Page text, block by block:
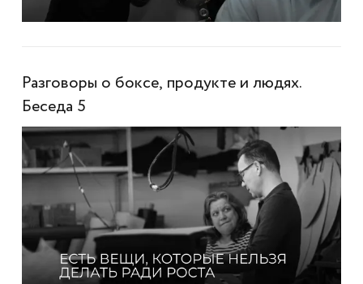
Разговоры о боксе, продукте и людях.
Беседа 5